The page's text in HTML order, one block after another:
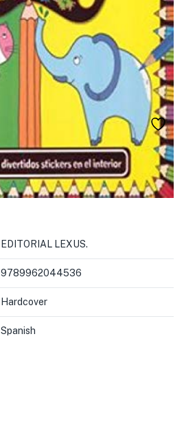
EDITORIAL LEXUS.
9789962044536
Hardcover
Spanish